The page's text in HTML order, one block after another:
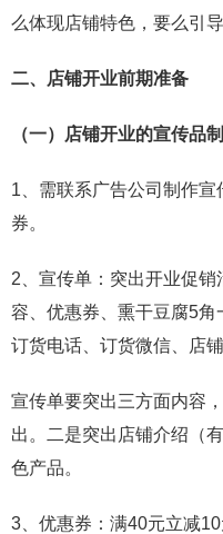
么体现店铺特色，要么引导
二、店铺开业前期准备
（一）店铺开业的宣传品
1、需联系广告公司制作
券。
2、宣传单：突出开业促
容、优惠券、熏干豆腐5角
订货电话、订货微信、店
宣传单要突出三方面内容
出。二是突出店铺介绍（
色产品。
3、优惠券：满40元立减